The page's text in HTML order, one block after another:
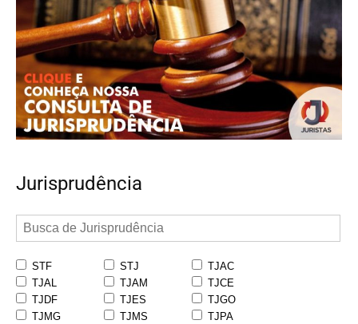
Jurisprudência
STF STJ
TJAC
TJAL
TJAM
TJCE
TJDF
TJES
TJGO
TJMG
TJMS
TJPA